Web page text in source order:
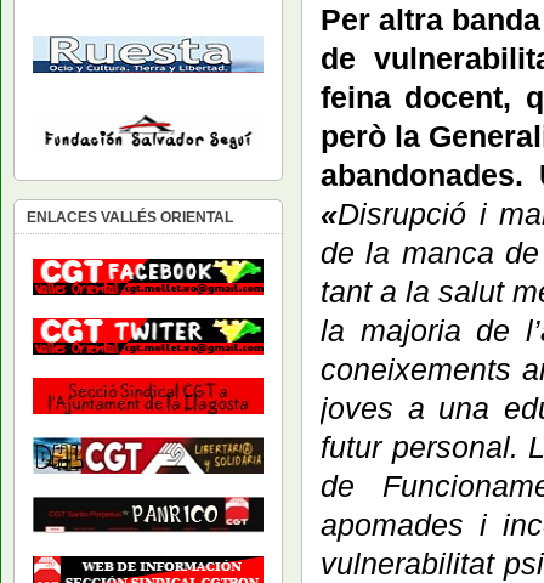
Per altra
de
feina docent,
però la
«Disrupció i
de la manca
tant a la salut
la majoria de
coneixements
joves a una
futur personal.
de
apomades i
vulnerabilitat
ENLACES VALLÉS ORIENTAL